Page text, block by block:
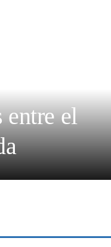
entre el